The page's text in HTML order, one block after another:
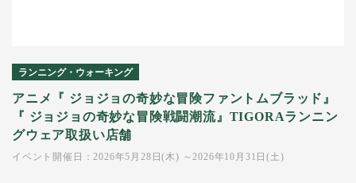
ランニング・ウォーキング
アニメ『 ジョジョの奇妙な冒険ファントムブラッド』
『 ジョジョの奇妙な冒険戦闘潮流』TIGORAランニン
グウェア取扱い店舗
イベント開催日：2026年5月28日(木) ～2026年10月31日(土)